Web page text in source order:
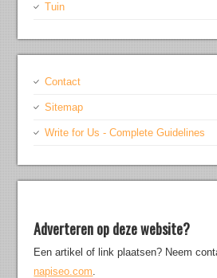
Tuin
Contact
Sitemap
Write for Us - Complete Guidelines
Adverteren op deze website?
Een artikel of link plaatsen? Neem
napiseo.com.